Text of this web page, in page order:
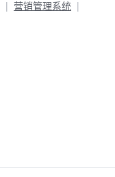
营销管理系统